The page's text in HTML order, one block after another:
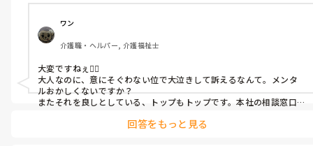
ら、その人がいなくなったらその居室に行く。他スタッフからは
なんで行くのか。チェックしにいくのか。なんであの人だけいい
のかとクレームが絶えません…
夜勤者のことも敵視してますしね。。
今、主任補佐なんですが泣きたいのはこちらです(´；ω；｀)
なにかアドバイスあれば教えてください（割と必死）
ワン
介護職・ヘルパー, 介護福祉士
大変ですねぇ😮‍💨
大人なのに、意にそぐわない位で大泣きして訴えるなんて。メンタ
ルおかしくないですか？
またそれを良しとしている、トップもトップです。本社の相談窓口は
それに、時間外にお客様の居室へ入るのもおかしな話ですよね。
回答をもっと見る